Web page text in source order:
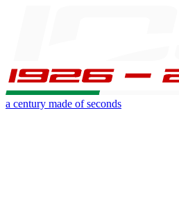
a century made of seconds